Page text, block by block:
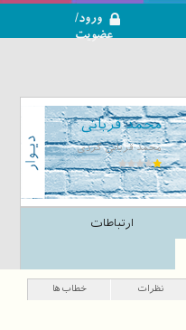
ورود/
عضویت
محمد قربانی
محمد قربانی کردی
ارتباطات
نظرات خطاب‌ها